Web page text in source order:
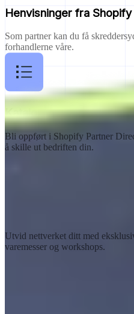
Henvisninger fra Shopify
Som partner kan du få
forhandlerne våre.
Katalogoppføring
Bli oppført i Shopify Partner
å skille ut bedriften din.
Utvid nettverket ditt med
varemesser og workshops.